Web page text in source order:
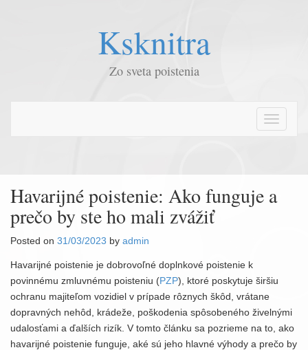
Ksknitra
Zo sveta poistenia
T
e
g
t
i
o
Havarijné poistenie: Ako funguje a
prečo by ste ho mali zvážiť
Posted on 31/03/2023 by admin
Havarijné poistenie je dobrovoľné doplnkové poistenie k
povinnému zmluvnému poisteniu (PZP), ktoré poskytuje širšiu
ochranu majiteľom vozidiel v prípade rôznych škôd, vrátane
dopravných nehôd, krádeže, poškodenia spôsobeného živelnými
udalosťami a ďalších rizík. V tomto článku sa pozrieme na to, ako
havarijné poistenie funguje, aké sú jeho hlavné výhody a prečo by